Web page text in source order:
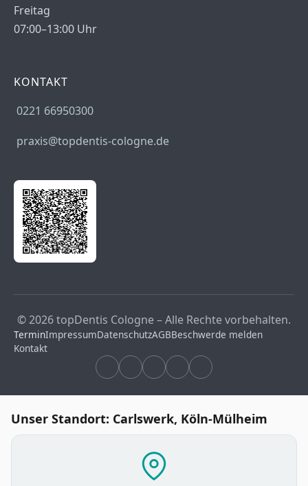
Freitag
07:00–13:00 Uhr
KONTAKT
0221 66950300
praxis@topdentis-cologne.de
© 2026 topDentis Cologne – Alle Rechte vorbehalten.
TerminImpressumDatenschutzAGBBeschwerde melden
Kontakt
Unser Standort: Carlswerk, Köln-Mülheim